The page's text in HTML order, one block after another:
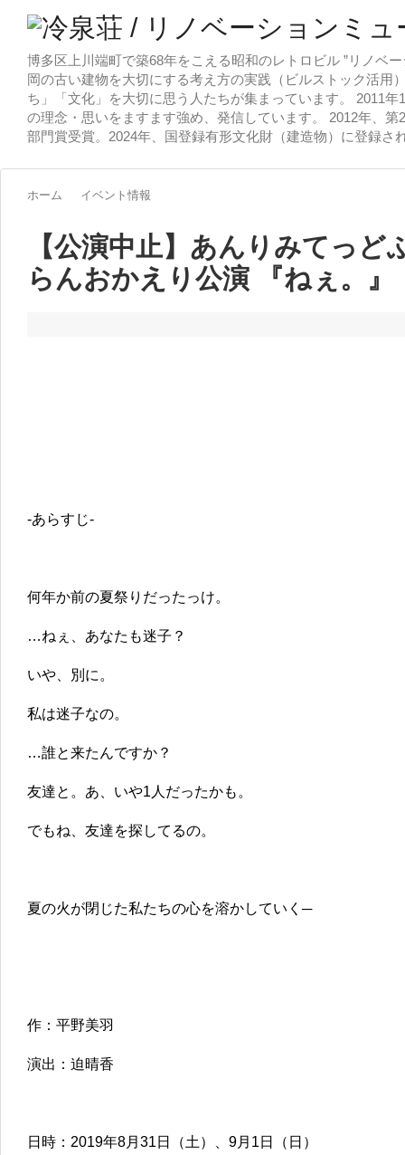
博多区上川端町で築68年をこえる昭和のレトロビル ”リノベ
岡の古い建物を大切にする考え方の実践（ビルストック活用
ち」「文化」を大切に思う人たちが集まっています。 2011
の理念・思いをますます強め、発信しています。 2012年、
部門賞受賞。2024年、国登録有形文化財（建造物）に登録さ
ホーム イベント情報
【公演中止】あんりみてっ
らんおかえり公演 『ねぇ。』
-あらすじ-
何年か前の夏祭りだったっけ。
…ねぇ、あなたも迷子？
いや、別に。
私は迷子なの。
…誰と来たんですか？
友達と。あ、いや1人だったかも。
でもね、友達を探してるの。
夏の火が閉じた私たちの心を溶かしていく─
作：平野美羽
演出：迫晴香
日時：2019年8月31日（土）、9月1日（日）